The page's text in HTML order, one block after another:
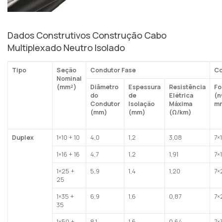
Dados Construtivos Construção Cabo
Multiplexado Neutro Isolado
Tipo
Seção
Nominal
(mm²)
Condutor Fase
Diâmetro
do
Condutor
(mm)
Espessura
de
Isolação
(mm)
Resistência
Elétrica
Máxima
(Ω/km)
Duplex 1×10 + 10 4,0 1,2 3,08
1×16 + 16
4,7 1,2 1,91
1×25 +
25
5,9 1,4 1,20
1×35 +
35
6,9 1,6 0,87